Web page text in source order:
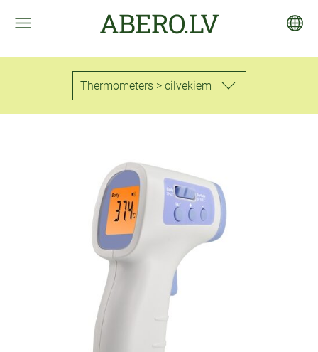
ABERO.LV
Thermometers > cilvēkiem